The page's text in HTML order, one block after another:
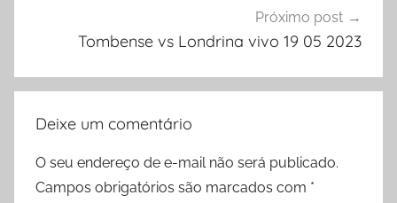
Próximo post
Tombense vs Londrina vivo 19 05 2023
Deixe um comentário
O seu endereço de e-mail não será publicado.
Campos obrigatórios são marcados com *